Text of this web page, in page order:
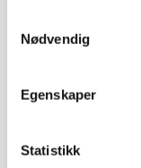
Nødvendig
Egenskaper
Statistikk